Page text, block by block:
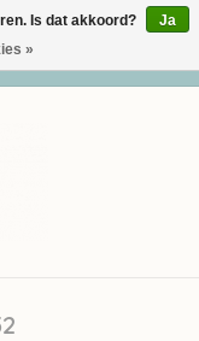
Is dat akkoord?
Ja
»